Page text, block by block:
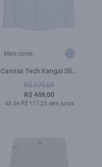
Mais cores:
Camisa Tech Xangai Slim
Azul Pervante
R$ 679,00
R$ 469,00
4X de R$ 117,25 sem juros